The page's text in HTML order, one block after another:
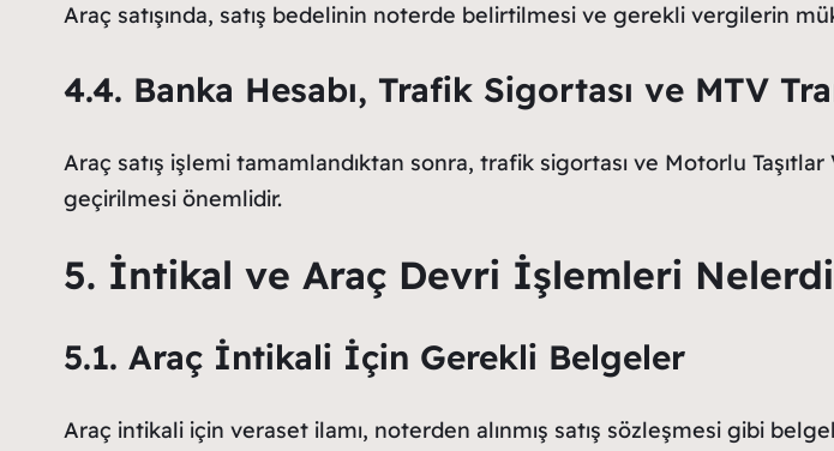
Araç satışında, satış bedelinin noterde belirtilmesi ve gerekli vergilerin
4.4. Banka Hesabı, Trafik Sigortası ve MTV
Araç satış işlemi tamamlandıktan sonra, trafik sigortası ve Motorlu
geçirilmesi önemlidir.
5. İntikal ve Araç Devri İşlemleri
5.1. Araç İntikali İçin Gerekli Belgeler
Araç intikali için veraset ilamı, noterden alınmış satış sözleşmesi gibi